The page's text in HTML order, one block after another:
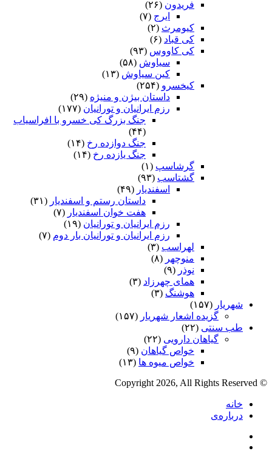
فریدون (۲۶)
ایرج (۷)
کیومرث (۲)
کی قباد (۶)
کی کاووس (۹۳)
سیاوش (۵۸)
کین سیاوش (۱۳)
کیخسرو (۲۵۴)
داستان بیژن و منیژه (۲۹)
رزم ایرانیان و تورانیان (۱۷۷)
جنگ بزرگ کی خسرو با افراسیاب
(۴۴)
جنگ دوازده رخ (۱۴)
جنگ یازده رخ (۱۴)
گرشاسپ (۱)
گشتاسب (۹۳)
اسفندیار (۴۹)
داستان رستم و اسفندیار (۳۱)
هفت خوان اسفندیار (۷)
رزم ایرانیان و تورانیان (۱۹)
رزم ایرانیان و تورانیان بار دوم (۷)
لهراسب (۳)
منوچهر (۸)
نوذر (۹)
هماى چهرزاد (۳)
هوشنگ (۳)
شهریار (۱۵۷)
گزیده اشعار شهریار (۱۵۷)
طب سنتی (۲۲)
گیاهان دارویی (۲۲)
خواص گیاهان (۹)
خواص میوه ها (۱۳)
© Copyright 2026, All Rights Reserved
خانه
درباره‌ی